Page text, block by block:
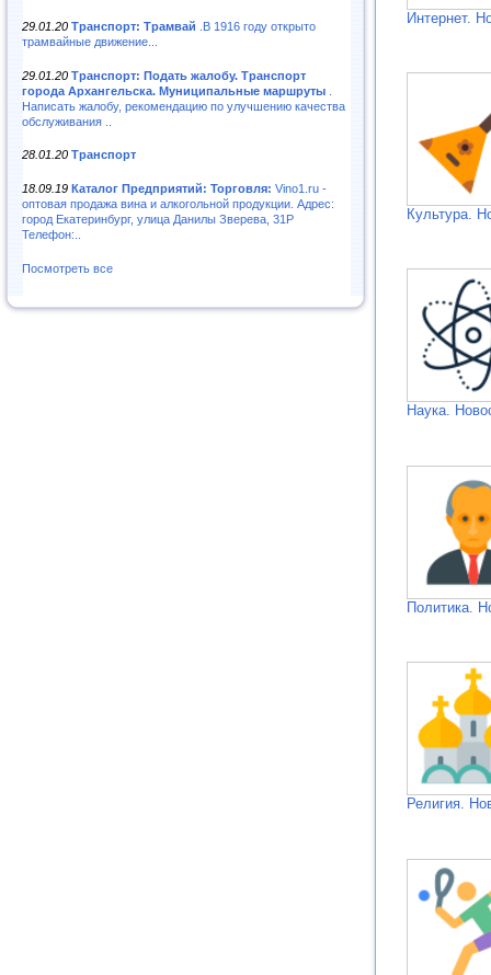
29.01.20 Транспорт: Трамвай .В 1916 году открыто
трамвайные движение...
29.01.20 Транспорт: Подать жалобу. Транспорт
города Архангельска. Муниципальные маршруты
Написать жалобу, рекомендацию по улучшению качества
обслуживания ..
28.01.20 Транспорт
18.09.19 Каталог Предприятий: Торговля: Vino1.ru -
оптовая продажа вина и алкогольной продукции. Адрес:
город Екатеринбург, улица Данилы Зверева, 31Р
Телефон:..
Посмотреть все
Интернет.
Культура.
Наука.
Политика.
Религия.